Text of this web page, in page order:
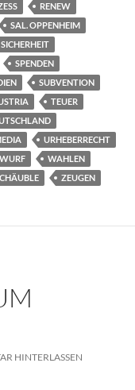
RENEW
SAL. OPPENHEIM
SICHERHEIT
SPENDEN
SUBVENTION
TEUER
URHEBERRECHT
WAHLEN
ZEUGEN
HINTERLASSEN